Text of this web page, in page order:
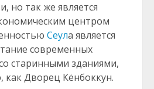
но так же является
центром
Сеула является
современных
старинными зданиями,
как Дворец Кёнбоккун.